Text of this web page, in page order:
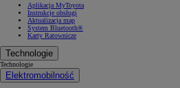
Aplikacja MyToyota
Instrukcje obsługi
Aktualizacja map
System Bluetooth®
Karty Ratownicze
Technologie
Technologie
Elektromobilność